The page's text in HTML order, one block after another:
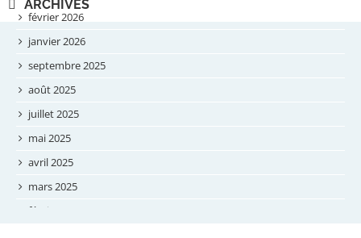
ARCHIVES
février 2026
janvier 2026
septembre 2025
août 2025
juillet 2025
mai 2025
avril 2025
mars 2025
février 2025